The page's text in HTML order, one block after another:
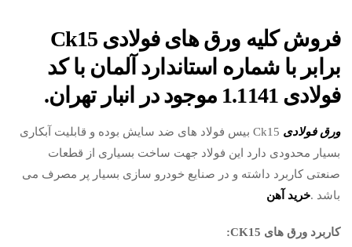
فروش کلیه ورق های فولادی Ck15
برابر با شماره استاندارد آلمان با کد
فولادی 1.1141 موجود در انبار تهران.
ورق فولادی
Ck15 بیس فولاد های ضد سایش بوده و قابلیت آبکاری
بسیار محدودی دارد این فولاد جهت ساخت بسیاری از قطعات
صنعتی کاربرد داشته و در صنایع خودرو سازی بسیار پر مصرف می
باشد .خرید آهن
کاربرد ورق های CK15: